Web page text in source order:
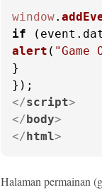
window.
if (event.
alert (
}
</script>
</body>
</html>
Halaman permainan